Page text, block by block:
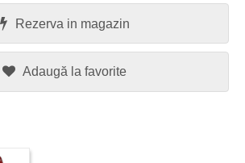
Rezerva in magazin
Adaugă la favorite